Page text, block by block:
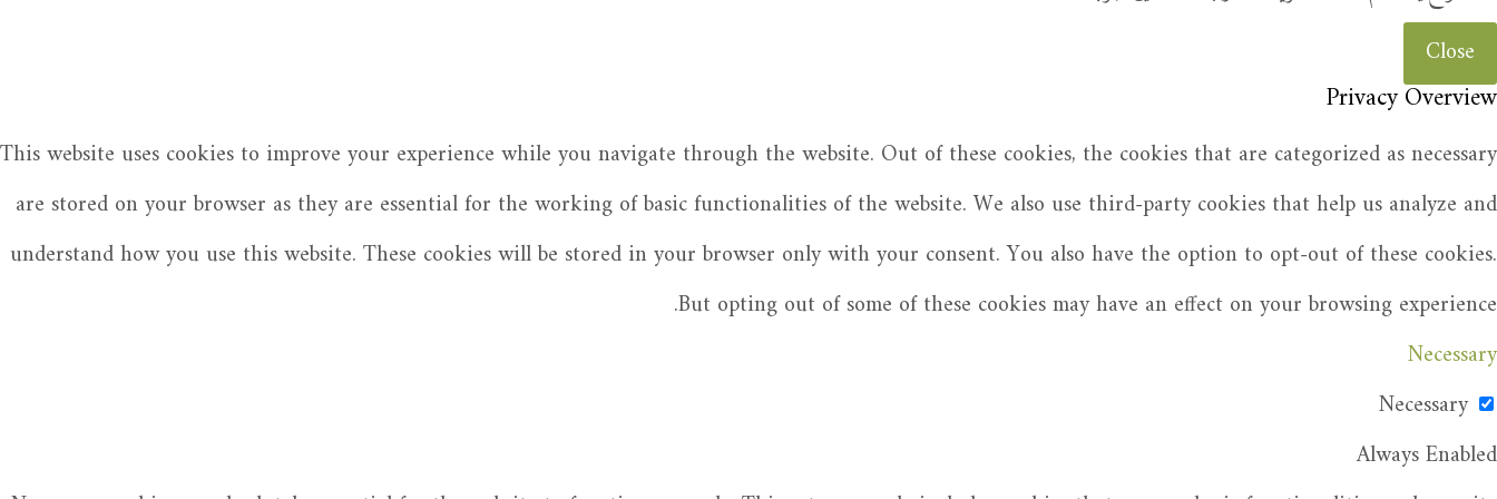
Close
Privacy Overview
This website uses cookies to improve your experience while you navigate through the website. Out of these cookies, the cookies that are categorized as necessary
are stored on your browser as they are essential for the working of basic functionalities of the website. We also use third-party cookies that help us analyze and
understand how you use this website. These cookies will be stored in your browser only with your consent. You also have the option to opt-out of these cookies.
But opting out of some of these cookies may have an effect on your browsing experience.
Necessary
Necessary
Always Enabled